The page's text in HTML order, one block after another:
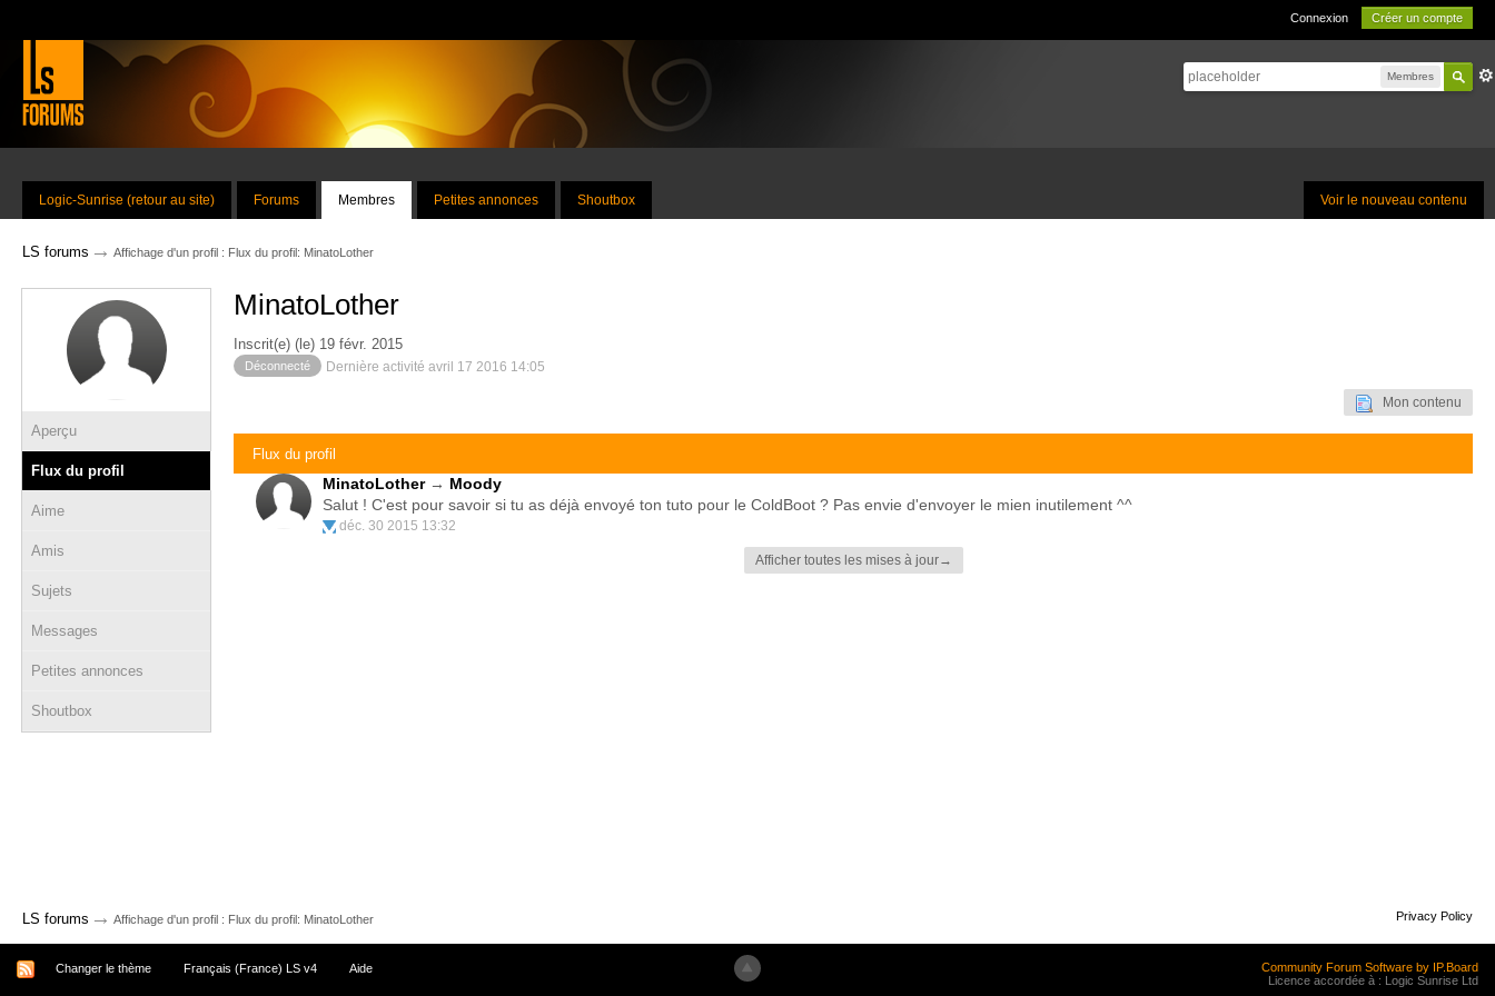
Connexion Créer un compte
Membres
Voir le nouveau contenu
Logic-Sunrise (retour au site) Forums Membres Petites annonces Shoutbox
LS forums → Affichage d'un profil : Flux du profil: MinatoLother
Aperçu
Flux du profil
Aime
Amis
Sujets
Messages
Petites annonces
Shoutbox
MinatoLother
Inscrit(e) (le) 19 févr. 2015
Déconnecté Dernière activité avril 17 2016 14:05
Mon contenu
Flux du profil
MinatoLother→ Moody
Salut ! C'est pour savoir si tu as déjà envoyé ton tuto pour le ColdBoot ? Pas envie d'envoyer le mien inutilement ^^
déc. 30 2015 13:32
Afficher toutes les mises à jour→
LS forums → Affichage d'un profil : Flux du profil: MinatoLother Privacy Policy
Changer le thème Français (France) LS v4 Aide
Community Forum Software by IP.Board
Licence accordée à : Logic Sunrise Ltd